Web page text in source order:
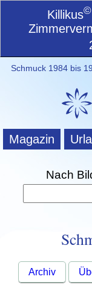
Killikus©
Schmuck 1984 bis
Magazin
Nach
Archiv